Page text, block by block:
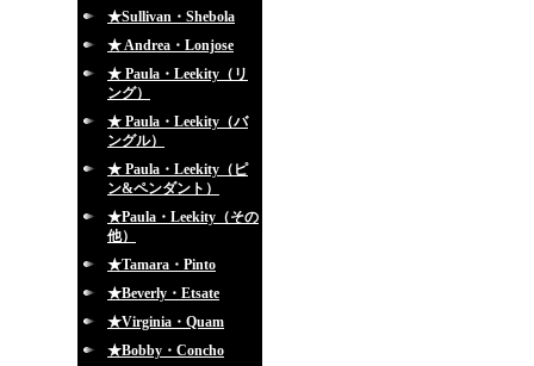
★Sullivan・Shebola
★ Andrea・Lonjose
★ Paula・Leekity（リ
ング）
★ Paula・Leekity（バ
ングル）
★ Paula・Leekity（ピ
ン&ペンダント）
★Paula・Leekity（その
他）
★Tamara・Pinto
★Beverly・Etsate
★Virginia・Quam
★Bobby・Concho